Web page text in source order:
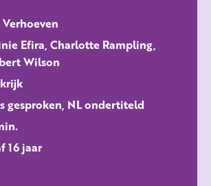
Efira, Charlotte Rampling,
Wilson
gesproken, NL ondertiteld
16 jaar